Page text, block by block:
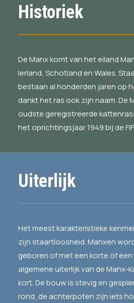
Historiek
De Manx komt van het eiland
Ierland, Schotland en Wales.
bestaan al honderden jaren op
dankt het ras ook zijn naam. De
oudste geregistreerde
het oprichtingsjaar 1949 bij de
Uiterlijk
Het meest karakteristieke
zijn staartloosheid. Manxen
geboren of met een korte of
algemene uiterlijk van de Manx-
kort. De bouw is stevig en
rond, de achterpoten zijn iets